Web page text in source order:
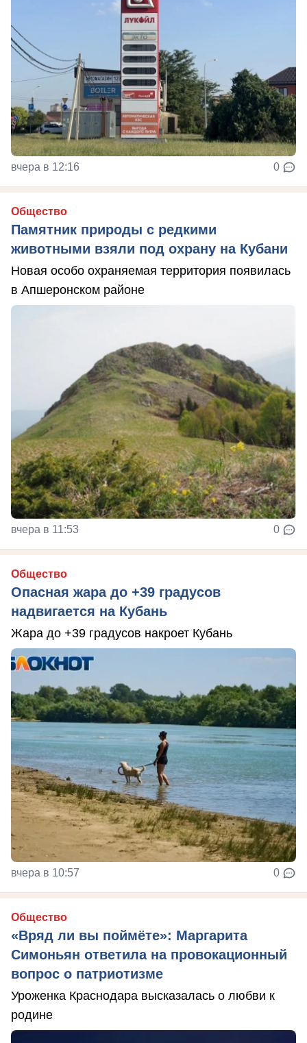
вчера в 12:16 0
Общество
Памятник природы с редкими
животными взяли под охрану на Кубани
Новая особо охраняемая территория появилась
в Апшеронском районе
вчера в 11:53 0
Общество
Опасная жара до +39 градусов
надвигается на Кубань
Жара до +39 градусов накроет Кубань
вчера в 10:57 0
Общество
«Вряд ли вы поймёте»: Маргарита
Симоньян ответила на провокационный
вопрос о патриотизме
Уроженка Краснодара высказалась о любви к
родине